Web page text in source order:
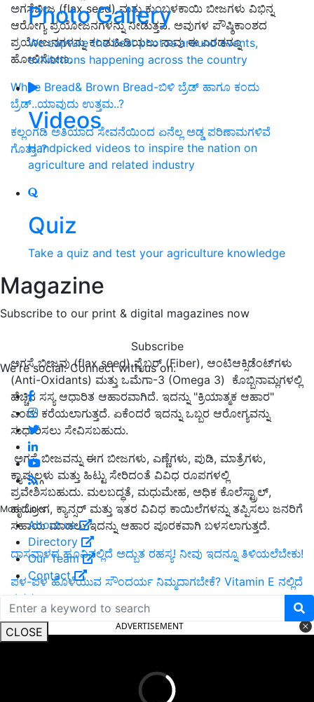
Photo Gallery
We capture the best photos around events,
exhibitions happening across the country
Videos
Handpicked videos to inspire the nation on
agriculture and related industry
Quiz
Take a quiz and test your agriculture knowledge
Magazine
Subscribe to our print & digital magazines now
Subscribe
We're social. Connect with us on:
More Links
About us
Directory
Our Team
Contact
CLOSE
ಅಗಸೆಬೀಜ (flax seed) ಮತ್ತು ಕುಂಬಳಕಾಯಿ ಬೀಜಗಳು ವಿಭಿನ್ನ
ಆರೋಗ್ಯ ಪ್ರಯೋಜನಗಳನ್ನು ನೀಡುತ್ತವೆ. ಅವುಗಳ ಪೌಷ್ಠಿಕಾಂಶದ
ಪ್ರಯೋಜನಗಳನ್ನು ಕಂಡುಹಿಡಿಯಲು ನಾವು ಈ ಎರಡನ್ನೂ
ಹೋಲಿಸೋಣ.
White Bread& Brown Bread-ಬಿಳಿ ಬ್ರೆಡ್ ಹಾಗೂ ಕಂದು
ಬ್ರೆಡ್..ಯಾವುದು ಉತ್ತಮ..?
ಕಲ್ಲಂಗಡಿ ಅತಿಯಾದ ಸೇವನೆಯಿಂದ ಏನೆಲ್ಲ ಅಡ್ಡ ಪರಿಣಾಮಗಳಿವೆ
ಗೊತ್ತಾ..?
ಅಗಸೆ ಬೀಜವು (flax seed) ಫೈಬರ್ (Fiber), ಆಂಟಿಆಕ್ಸಿಡೆಂಟ್‌ಗಳು
(Anti-Oxidants) ಮತ್ತು ಒಮೆಗಾ-3 (Omega 3) ಕೊಬ್ಬಿನಾಮ್ಲಗಳಲ್ಲಿ
ಹೆಚ್ಚಿನ ಸಸ್ಯ ಆಧಾರಿತ ಆಹಾರವಾಗಿದೆ. ಇದನ್ನು "ಕ್ರಿಯಾತ್ಮಕ ಆಹಾರ"
ಎಂದು ಕರೆಯಲಾಗುತ್ತದೆ. ಏಕೆಂದರೆ ಇದನ್ನು ಒಬ್ಬರ ಆರೋಗ್ಯವನ್ನು
ಸುಧಾರಿಸಲು ಸೇವಿಸಬಹುದು.
ಅಗಸೆ ಬೀಜವನ್ನು ಈಗ ಬೀಜಗಳು, ಎಣ್ಣೆಗಳು, ಪುಡಿ, ಮಾತ್ರೆಗಳು,
ಕ್ಯಾಪ್ಸುಲ್ಗಳು ಮತ್ತು ಹಿಟ್ಟು ಸೇರಿದಂತೆ ವಿವಿಧ ರೂಪಗಳಲ್ಲಿ
ಪ್ರವೇಶಿಸಬಹುದು. ಮಲಬದ್ಧತೆ, ಮಧುಮೇಹ, ಅಧಿಕ ಕೊಲೆಸ್ಟ್ರಾಲ್,
ಹೃದ್ರೋಗ, ಕ್ಯಾನ್ಸರ್ ಮತ್ತು ಇತರ ವಿವಿಧ ಕಾಯಿಲೆಗಳನ್ನು ತಪ್ಪಿಸಲು ಜನರಿಗೆ
ಸಹಾಯ ಮಾಡಲು ಇದನ್ನು ಆಹಾರ ಪೂರಕವಾಗಿ ಬಳಸಲಾಗುತ್ತದೆ.
ದಾಸವಾಳದ ಹೂವಿನಲ್ಲಿದೆ ಅದ್ಬುತ ರಹಸ್ಯ! ನೀವು ಇದನ್ನೂ ತಿಳಿಯಲೆಬೇಕು!
ಪಳ-ಪಳ ಹೊಳೆಯುವ ಸೌಂದರ್ಯ ನಿಮ್ಮದಾಗಬೇಕೆ? Vitamin E ನಲ್ಲಿದೆ
ರಹಸ್ಯ.
ADVERTISEMENT